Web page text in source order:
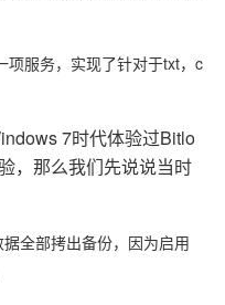
项服务，实现了针对于txt，c
7时代体验过Bitlo
，那么我们先说说当时
全部拷出备份，因为启用